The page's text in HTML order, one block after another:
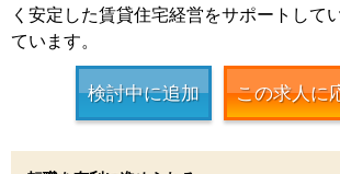
く安定した賃貸住宅経営をサポートして
ています。
検討中に追加 この求人に